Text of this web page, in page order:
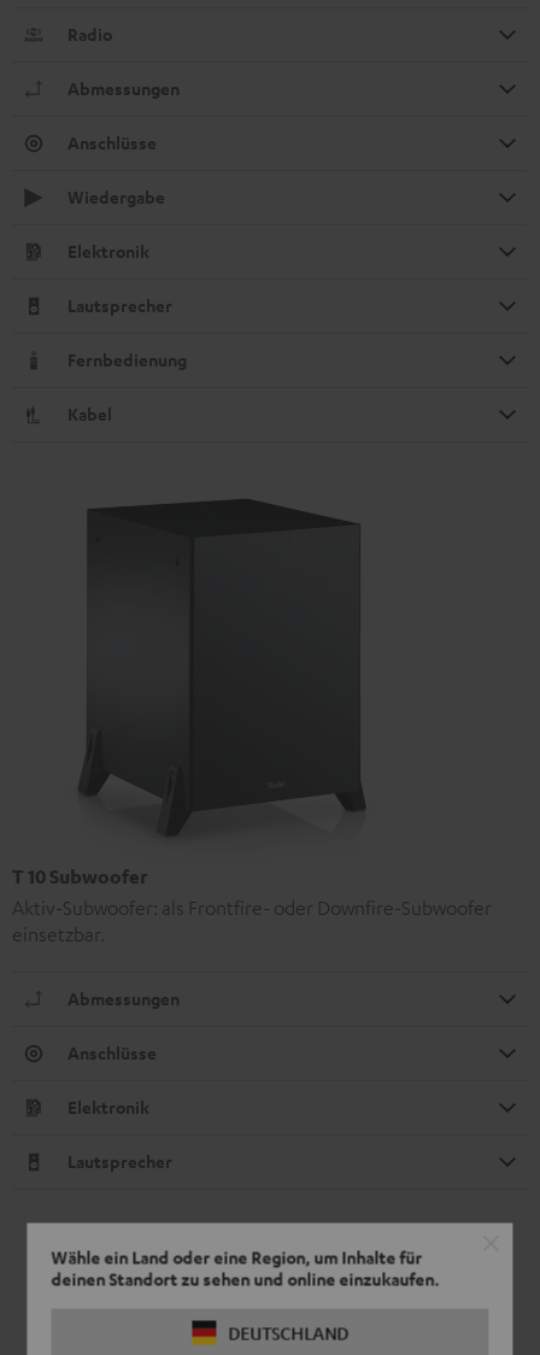
Wähle ein Land oder eine Region, um Inhalte für
deinen Standort zu sehen und online einzukaufen.
DEUTSCHLAND
Radio
Abmessungen
Anschlüsse
Wiedergabe
Elektronik
Lautsprecher
Fernbedienung
Kabel
T 10 Subwoofer
Aktiv-Subwoofer: als Frontfire- oder Downfire-Subwoofer
einsetzbar.
Abmessungen
Anschlüsse
Elektronik
Lautsprecher